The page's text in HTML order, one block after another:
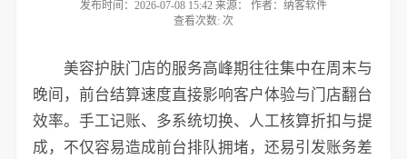
发布时间：2026-07-08 15:42 来源： 作者：纳客软件
查看次数: 次
美容护肤门店的服务高峰期往往集中在周末与
晚间，前台结算速度直接影响客户体验与门店翻台
效率。手工记账、多系统切换、人工核算折扣与提
成，不仅容易造成前台排队拥堵，还易引发账务差